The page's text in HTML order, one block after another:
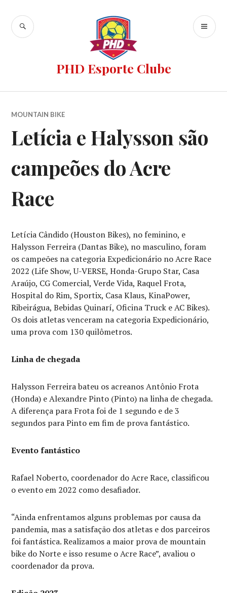
PHD Esporte Clube
MOUNTAIN BIKE
Letícia e Halysson são
campeões do Acre
Race
Letícia Cândido (Houston Bikes), no feminino, e
Halysson Ferreira (Dantas Bike), no masculino, foram
os campeões na categoria Expedicionário no Acre Race
2022 (Life Show, U-VERSE, Honda-Grupo Star, Casa
Araújo, CG Comercial, Verde Vida, Raquel Frota,
Hospital do Rim, Sportix, Casa Klaus, KinaPower,
Ribeirágua, Bebidas Quinarí, Oficina Truck e AC Bikes).
Os dois atletas venceram na categoria Expedicionário,
uma prova com 130 quilômetros.
Linha de chegada
Halysson Ferreira bateu os acreanos Antônio Frota
(Honda) e Alexandre Pinto (Pinto) na linha de chegada.
A diferença para Frota foi de 1 segundo e de 3
segundos para Pinto em fim de prova fantástico.
Evento fantástico
Rafael Noberto, coordenador do Acre Race, classificou
o evento em 2022 como desafiador.
“Ainda enfrentamos alguns problemas por causa da
pandemia, mas a satisfação dos atletas e dos parceiros
foi fantástica. Realizamos a maior prova de mountain
bike do Norte e isso resume o Acre Race”, avaliou o
coordenador da prova.